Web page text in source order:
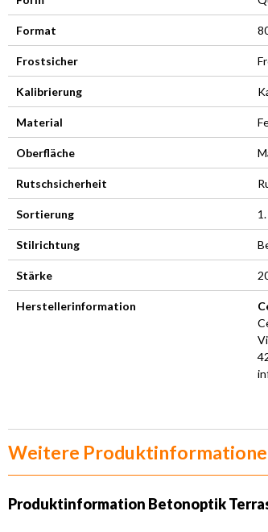
Format
Frostsicher
Kalibrierung
Material
Oberfläche
Rutschsicherheit
Sortierung
Stilrichtung
Stärke
Herstellerinformation
Weitere
Produktinformation Betonoptik